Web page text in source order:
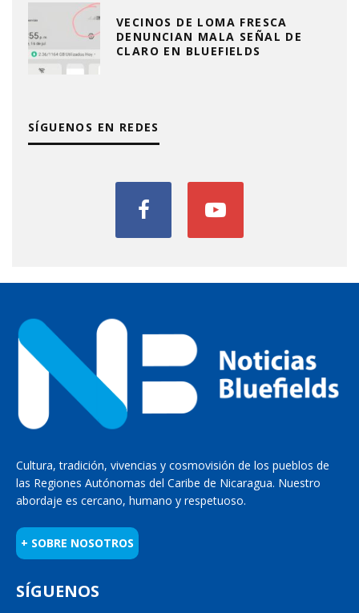
VECINOS DE LOMA FRESCA
DENUNCIAN MALA SEÑAL DE
CLARO EN BLUEFIELDS
SÍGUENOS EN REDES
Cultura, tradición, vivencias y cosmovisión de los pueblos de
las Regiones Autónomas del Caribe de Nicaragua. Nuestro
abordaje es cercano, humano y respetuoso.
+ SOBRE NOSOTROS
SÍGUENOS